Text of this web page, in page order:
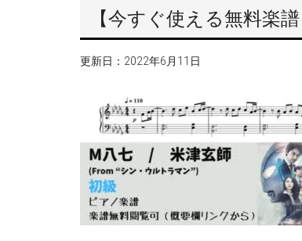
【今すぐ使える無料楽
更新日： 2022年6月11日